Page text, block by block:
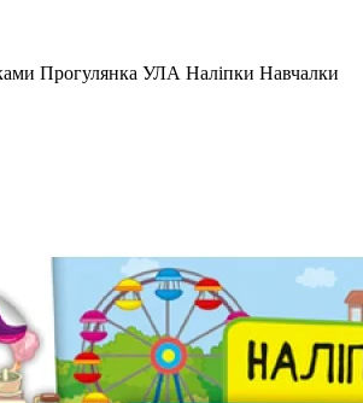
Прогулянка УЛА Наліпки Навчалки